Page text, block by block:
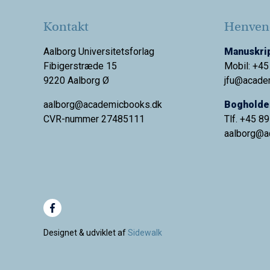
Kontakt
Aalborg Universitetsforlag
Fibigerstræde 15
9220 Aalborg Ø
aalborg@academicbooks.dk
CVR-nummer 27485111
Mobil:
Tlf. +45
aalborg@
Designet & udviklet afSidewalk